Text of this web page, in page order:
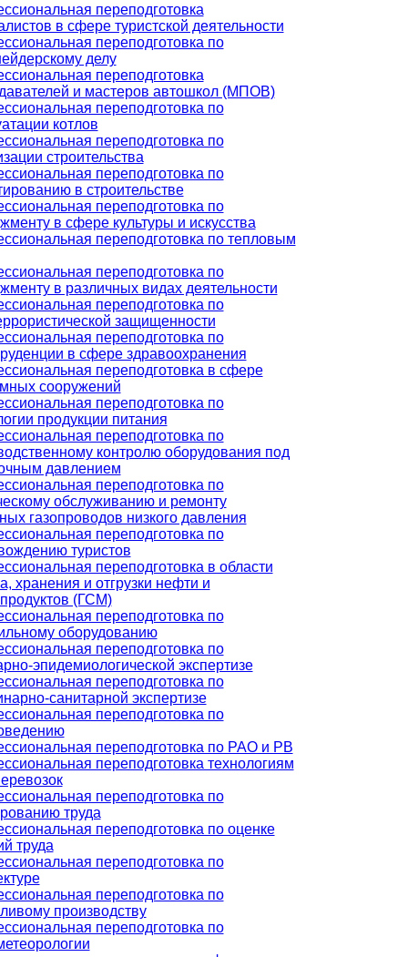
переподготовка
в сфере туристской деятельности
переподготовка по
делу
переподготовка
и мастеров автошкол (МПОВ)
переподготовка по
котлов
переподготовка по
строительства
переподготовка по
в строительстве
переподготовка по
в сфере культуры и искусства
переподготовка по тепловым
переподготовка по
в различных видах деятельности
переподготовка по
защищенности
переподготовка по
в сфере здравоохранения
переподготовка в сфере
сооружений
переподготовка по
продукции питания
переподготовка по
контролю оборудования под
давлением
переподготовка по
обслуживанию и ремонту
газопроводов низкого давления
переподготовка по
туристов
переподготовка в области
хранения и отгрузки нефти и
(ГСМ)
переподготовка по
оборудованию
переподготовка по
эпидемиологической экспертизе
переподготовка по
санитарной экспертизе
переподготовка по
переподготовка по РАО и РВ
переподготовка технологиям
переподготовка по
труда
переподготовка по оценке
труда
переподготовка по
переподготовка по
производству
переподготовка по